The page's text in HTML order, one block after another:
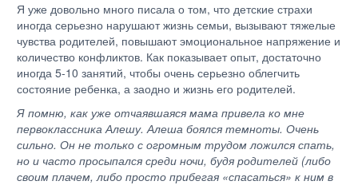
Я уже довольно много писала о том, что детские страхи
иногда серьезно нарушают жизнь семьи, вызывают тяжелые
чувства родителей, повышают эмоциональное напряжение и
количество конфликтов. Как показывает опыт, достаточно
иногда 5-10 занятий, чтобы очень серьезно облегчить
состояние ребенка, а заодно и жизнь его родителей.
Я помню, как уже отчаявшаяся мама привела ко мне
первоклассника Алешу. Алеша боялся темноты. Очень
сильно. Он не только с огромным трудом ложился спать,
но и часто просыпался среди ночи, будя родителей (либо
своим плачем, либо просто прибегая «спасаться» к ним в